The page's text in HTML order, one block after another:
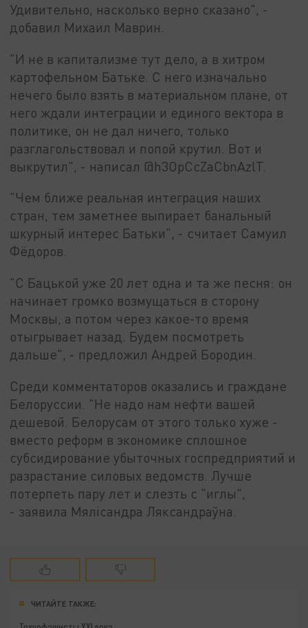
Удивительно, насколько верно сказано", -
добавил Михаил Маврин.
"И не в капитализме тут дело, а в хитром
картофельном Батьке. С него изначально
нечего было взять в материальном плане, от
него ждали интеграции и единого вектора в
политике, он не дал ничего, только
разглагольствовал и попой крутил. Вот и
выкрутил", - написал @h3OpCcZaCbnAzlT.
"Чем ближе реальная интеграция наших
стран, тем заметнее выпирает банальный
шкурный интерес Батьки", - считает Самуил
Фёдоров.
"С Бацькой уже 20 лет одна и та же песня: он
начинает громко возмущаться в сторону
Москвы, а потом через какое-то время
отыгрывает назад. Будем посмотреть
дальше", - предложил Андрей Бородин.
Среди комментаторов оказались и граждане
Белоруссии. "Не надо нам нефти вашей
дешевой. Белорусам от этого только хуже -
вместо реформ в экономике сплошное
субсидирование убыточных госпредприятий и
разрастание силовых ведомств. Лучше
потерпеть пару лет и слезть с "иглы",
- заявила Мялiсандра Ляксандраўна.
ЧИТАЙТЕ ТАКЖЕ: